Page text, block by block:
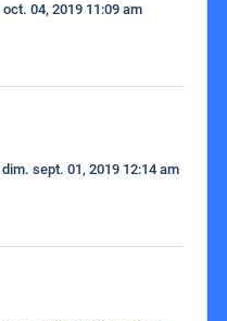
oct. 04, 2019 11:09 am
dim. sept. 01, 2019 12:14 am